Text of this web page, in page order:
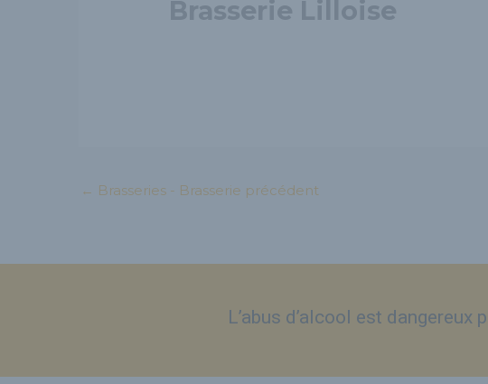
Brasserie Lilloise
← Brasseries - Brasserie précédent
L’abus d’alcool est